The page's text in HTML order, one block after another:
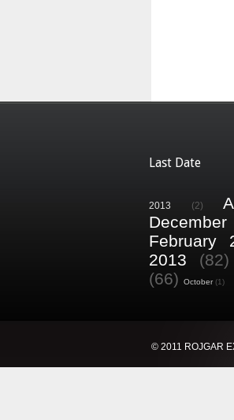
Last Date
2013 (2)
February
2013
(82)
(66)
October (1)
© 2011 ROJGAR